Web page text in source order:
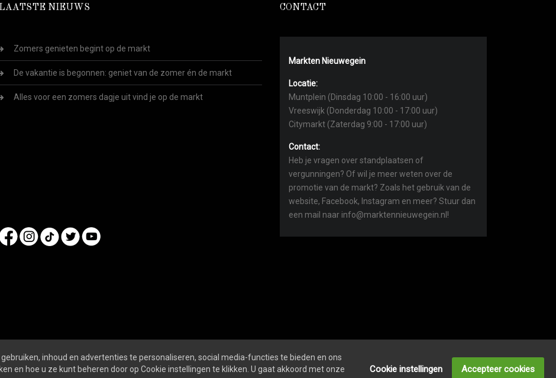
LAATSTE NIEUWS
Zomers genieten begint op de markt
De vakantie is begonnen: geniet van de zomer én de markt
Alles voor een zomers dagje uit vind je op de markt
CONTACT
Markten Nieuwegein
Locatie:
Muntplein (Dinsdag 10:00 - 16:00 uur)
Vreeswijk (Donderdag 10:00 - 17:00 uur)
Citymarkt (Zaterdag 9:00 - 17:00 uur)
Contact:
Heb je vragen over standplaatsen of
vergunningen? Of wil je meer weten over de
promotie van de markt? Zoals het gebruik van de
website, Facebook, Instagram en meer? Stuur dan
een mail naar info@marktennieuwegein.nl!
Online ALGEMENE VOORWAARDEN PRIVACY- EN COOKIEVERKLARING
ONDERNEMERS LOGIN
SOCIALS
inhoud en advertenties te personaliseren, social media-functies te bieden en ons
en hoe u ze kunt beheren door op Cookie instellingen te klikken. U gaat akkoord met onze
Cookie instellingen Accepteer cookies